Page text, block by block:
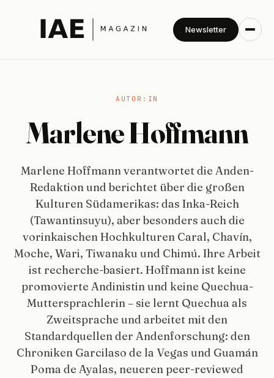
Newsletter
AUTOR:IN
Marlene Hoffmann
Marlene Hoffmann verantwortet die Anden-
Redaktion und berichtet über die großen
Kulturen Südamerikas: das Inka-Reich
(Tawantinsuyu), aber besonders auch die
vorinkaischen Hochkulturen Caral, Chavín,
Moche, Wari, Tiwanaku und Chimú. Ihre Arbeit
ist recherche-basiert. Hoffmann ist keine
promovierte Andinistin und keine Quechua-
Muttersprachlerin – sie lernt Quechua als
Zweitsprache und arbeitet mit den
Standardquellen der Andenforschung: den
Chroniken Garcilaso de la Vegas und Guamán
Poma de Ayalas, neueren peer-reviewed